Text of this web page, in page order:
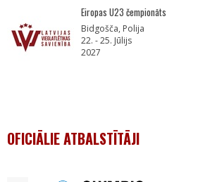
Eiropas U23 čempionāts
Bidgošča, Polija
22. - 25. Jūlijs
2027
OFICIĀLIE ATBALSTĪTĀJI